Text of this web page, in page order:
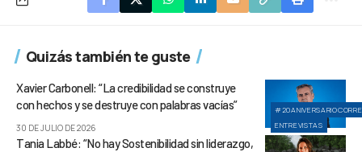
Quizás también te guste
ENTREVISTAS
Xavier Carbonell: “La credibilidad se construye
con hechos y se destruye con palabras vacías”
30 DE JULIO DE 2026
Tania Labbé: “No hay Sostenibilidad sin liderazgo,